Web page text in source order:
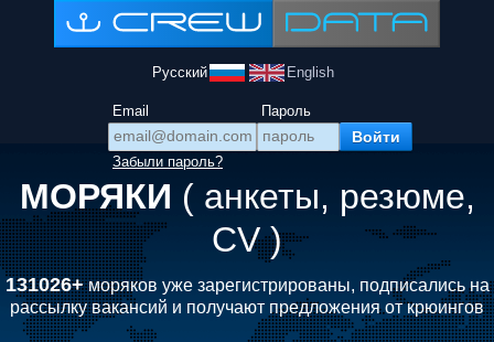
Русский English
Email Пароль
Забыли пароль?
МОРЯКИ ( анкеты, резюме,
CV )
131026+моряков уже зарегистрированы, подписались на
рассылку вакансий и получают предложения от крюингов